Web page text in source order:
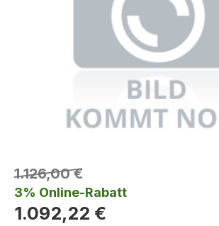
1.126,00 €
3% Online-Rabatt
1.092,22 €